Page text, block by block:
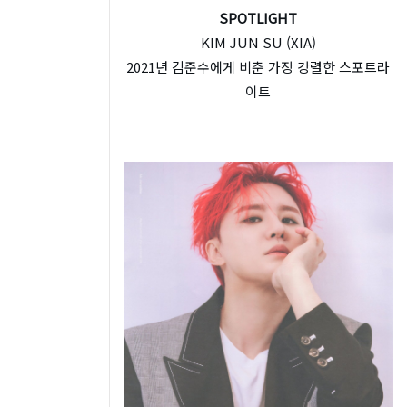
H
O
M
EP
H
O
TV
SPOTLIGHT
KIM JUN SU (XIA)
2021년 김준수에게 비춘 가장 강렬한 스포트라
이트